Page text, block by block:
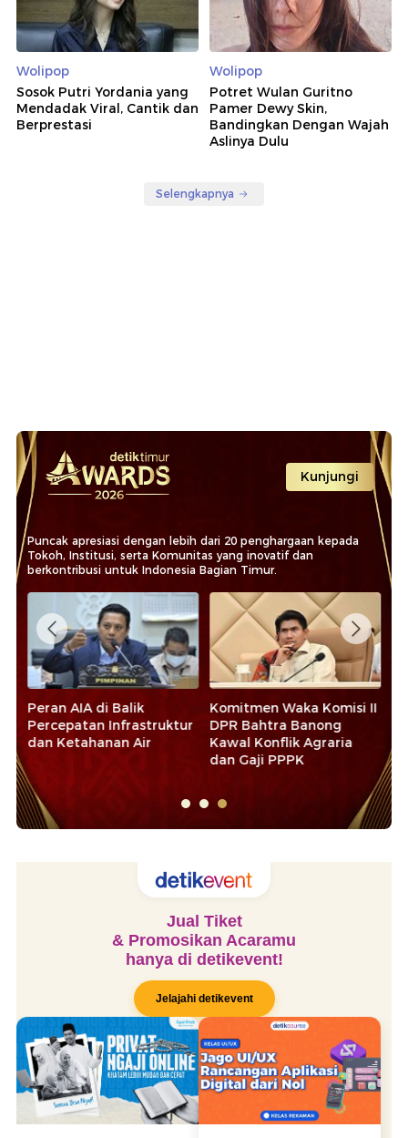
Wolipop
Sosok Putri Yordania yang
Mendadak Viral, Cantik dan
Berprestasi
Wolipop
Potret Wulan Guritno
Pamer Dewy Skin,
Bandingkan Dengan Wajah
Aslinya Dulu
Selengkapnya
Kunjungi
Puncak apresiasi dengan lebih dari 20 penghargaan kepada
Tokoh, Institusi, serta Komunitas yang inovatif dan
berkontribusi untuk Indonesia Bagian Timur.
Peran AIA di Balik
Percepatan Infrastruktur
dan Ketahanan Air
Komitmen Waka Komisi II
DPR Bahtra Banong
Kawal Konflik Agraria
dan Gaji PPPK